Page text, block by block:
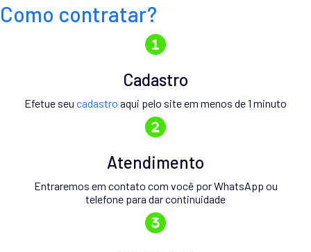
Como contratar?
Cadastro
Efetue seu cadastro aqui pelo site em menos de 1 minuto
Atendimento
Entraremos em contato com você por WhatsApp ou
telefone para dar continuidade